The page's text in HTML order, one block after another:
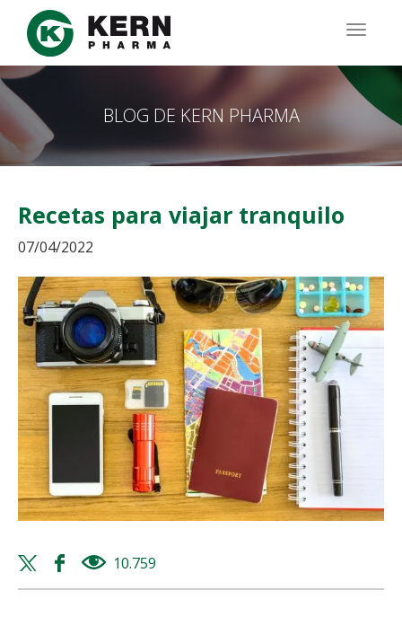
Pasar
contenido
principal
BLOG DE KERN PHARMA
Recetas para viajar tranquilo
07/04/2022
Twitter
share
Facebook
share
10.759